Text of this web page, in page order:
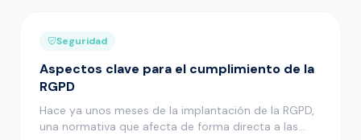
Seguridad
Aspectos clave para el cumplimiento de la
RGPD
Hace ya unos meses de la implantación de la RGPD,
una normativa que afecta de forma directa a las